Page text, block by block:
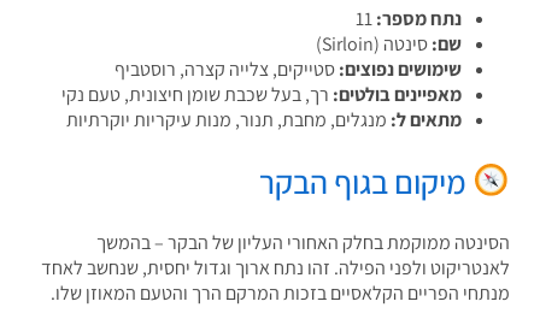
נתח מספר:11
סינטה (Sirloin)
שימושים נפוצים:סטייקים, צלייה קצרה, רוסטביף
מאפיינים בולטים:רך, בעל שכבת שומן חיצונית, טעם נקי
מתאים ל:מנגלים, מחבת, תנור, מנות עיקריות יוקרתיות
מיקום בגוף הבקר
ממוקמת בחלק האחורי העליון של הבקר – בהמשך
ולפני הפילה. זהו נתח ארוך וגדול יחסית, שנחשב לאחד
הפריים הקלאסיים בזכות המרקם הרך והטעם המאוזן שלו.